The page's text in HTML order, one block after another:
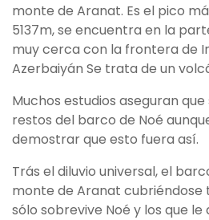
monte de Aranat. Es el pico
5137m, se encuentra en la
muy cerca con la frontera de
Azerbaiyán Se trata de un
Muchos estudios aseguran
restos del barco de Noé
demostrar que esto fuera así.
Trás el diluvio universal, el
monte de Aranat cubriéndose
sólo sobrevive Noé y los que